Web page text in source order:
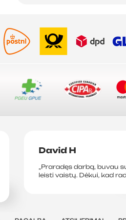
David H
„Praradęs darbą, buvau
leisti vaistų. Dėkui, kad